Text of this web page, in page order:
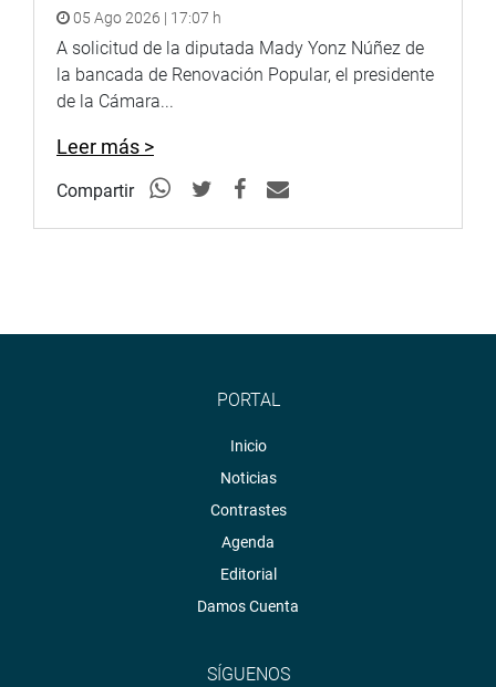
05 Ago 2026 | 17:07 h
A solicitud de la diputada Mady Yonz Núñez de
la bancada de Renovación Popular, el presidente
de la Cámara...
Leer más >
Compartir
PORTAL
Inicio
Noticias
Contrastes
Agenda
Editorial
Damos Cuenta
SÍGUENOS